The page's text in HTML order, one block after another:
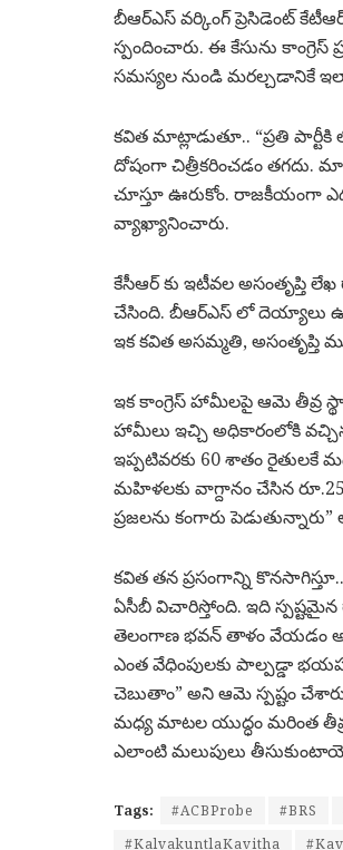
బీఆర్‌ఎస్ వర్కింగ్ ప్రెసిడెంట్
స్పందించారు. ఈ కేసును
సమస్యల నుండి మరల్చడానికే
కవిత మాట్లాడుతూ.. “ప్రతి
దోషంగా చిత్రీకరించడం తగదు.
చూస్తూ ఊరుకోం. రాజకీయంగా
వ్యాఖ్యానించారు.
కేసీఆర్ కు ఇటీవల అసంతృప్తి
చేసింది. బీఆర్ఎస్ లో దెయ్యాలు
ఇక కవిత అసమ్మతి, అసంతృప్తి
ఇక కాంగ్రెస్ హామీలపై ఆమె తీవ్ర
హామీలు ఇచ్చి అధికారంలోకి వచ్చిన
ఇప్పటివరకు 60 శాతం రైతులకే
మహిళలకు వాగ్దానం చేసిన
ప్రజలను కంగారు
కవిత తన ప్రసంగాన్ని
ఏసీబీ విచారిస్తోంది. ఇది
తెలంగాణ భవన్ తాళం వేయడం
ఎంత వేధింపులకు పాల్పడ్డా
చెబుతాం” అని ఆమె స్పష్టం
మధ్య మాటల యుద్ధం మరింత
ఎలాంటి మలుపులు
Tags: #ACBProbe #BRS
#KalvakuntlaKavitha